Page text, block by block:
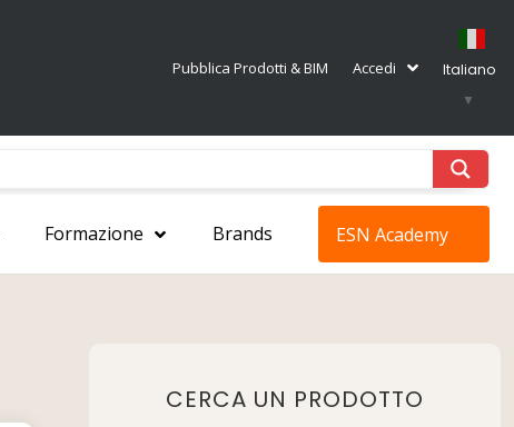
Pubblica Prodotti & BIM Accedi
Italiano
▼
Formazione Brands ESN Academy
CERCA UN PRODOTTO